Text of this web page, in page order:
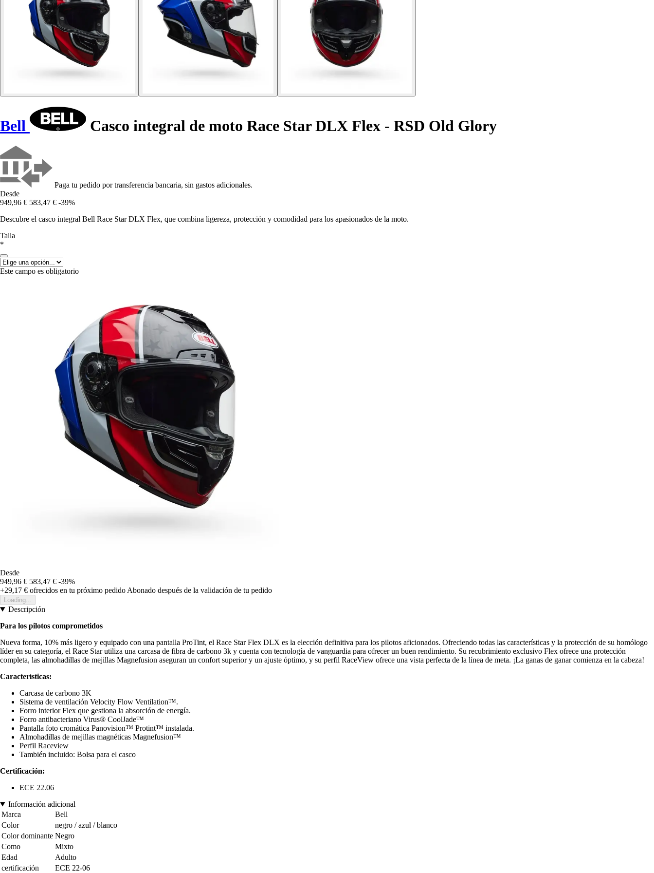
Bell Casco integral de moto Race Star DLX Flex - RSD Old Glory
Paga tu pedido por transferencia bancaria, sin gastos adicionales.
Desde
949,96 € 583,47 € -39%
Descubre el casco integral Bell Race Star DLX Flex, que combina ligereza, protección y comodidad para los apasionados de la moto.
Talla
*
Este campo es obligatorio
Desde
949,96 € 583,47 € -39%
+29,17 € ofrecidos en tu próximo pedido Abonado después de la validación de tu pedido
Loading...
Descripción
Para los pilotos comprometidos
Nueva forma, 10% más ligero y equipado con una pantalla ProTint, el Race Star Flex DLX es la elección definitiva para los pilotos aficionados. Ofreciendo todas las características y la protección de su homólogo
líder en su categoría, el Race Star utiliza una carcasa de fibra de carbono 3k y cuenta con tecnología de vanguardia para ofrecer un buen rendimiento. Su recubrimiento exclusivo Flex ofrece una protección
completa, las almohadillas de mejillas Magnefusion aseguran un confort superior y un ajuste óptimo, y su perfil RaceView ofrece una vista perfecta de la línea de meta. ¡La ganas de ganar comienza en la cabeza!
Características:
Carcasa de carbono 3K
Sistema de ventilación Velocity Flow Ventilation™.
Forro interior Flex que gestiona la absorción de energía.
Forro antibacteriano Virus® CoolJade™
Pantalla foto cromática Panovision™ Protint™ instalada.
Almohadillas de mejillas magnéticas Magnefusion™
Perfil Raceview
También incluido: Bolsa para el casco
Certificación:
ECE 22.06
Información adicional
Marca
Bell
Color
negro / azul / blanco
Color dominante Negro
Como
Mixto
Edad
Adulto
certificación
ECE 22-06